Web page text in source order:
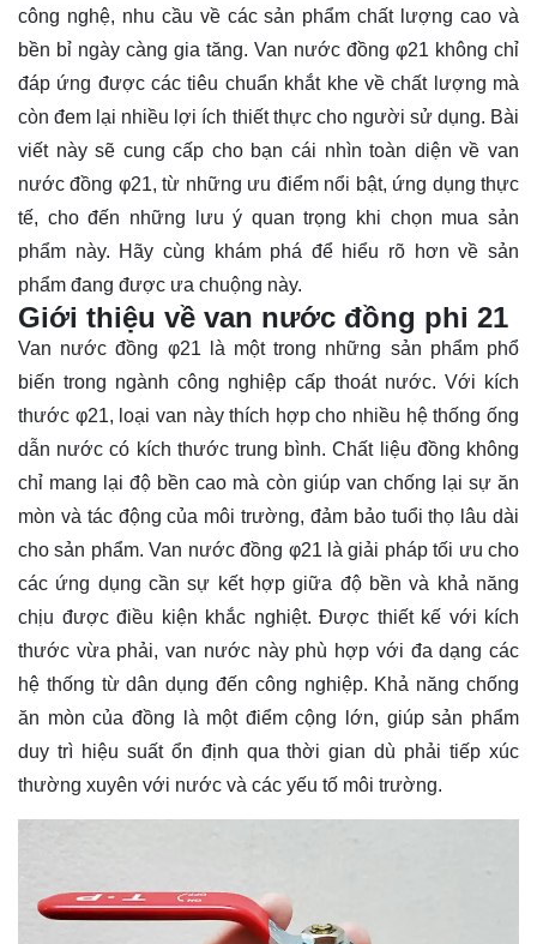
công nghệ, nhu cầu về các sản phẩm chất lượng cao và
bền bỉ ngày càng gia tăng. Van nước đồng φ21 không chỉ
đáp ứng được các tiêu chuẩn khắt khe về chất lượng mà
còn đem lại nhiều lợi ích thiết thực cho người sử dụng. Bài
viết này sẽ cung cấp cho bạn cái nhìn toàn diện về van
nước đồng φ21, từ những ưu điểm nổi bật, ứng dụng thực
tế, cho đến những lưu ý quan trọng khi chọn mua sản
phẩm này. Hãy cùng
khám phá để hiểu rõ hơn về sản
phẩm đang được ưa chuộng này.
Giới thiệu về van nước đồng phi 21
Van nước đồng φ21 là một trong những sản phẩm phổ
biến trong ngành công nghiệp cấp thoát nước. Với kích
thước φ21, loại van này thích hợp cho nhiều hệ thống ống
dẫn nước có kích thước trung bình. Chất liệu đồng không
chỉ mang lại độ bền cao mà còn giúp van chống lại sự ăn
mòn và tác động của môi trường, đảm bảo tuổi thọ lâu dài
cho sản phẩm. Van nước đồng φ21 là giải pháp tối ưu cho
các ứng dụng cần sự kết hợp giữa độ bền và khả năng
chịu được điều kiện khắc nghiệt. Được thiết kế với kích
thước vừa phải, van nước này phù hợp với đa dạng các
hệ thống từ dân dụng đến công nghiệp. Khả năng chống
ăn mòn của đồng là một điểm cộng lớn, giúp sản phẩm
duy trì hiệu suất ổn định qua thời gian dù phải tiếp xúc
thường xuyên với nước và các yếu tố môi trường.